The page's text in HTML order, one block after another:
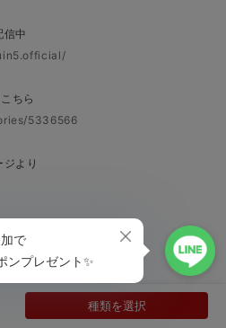
中
ちら
5336566
より
＿＿＿＿＿＿＿＿
種類を選択